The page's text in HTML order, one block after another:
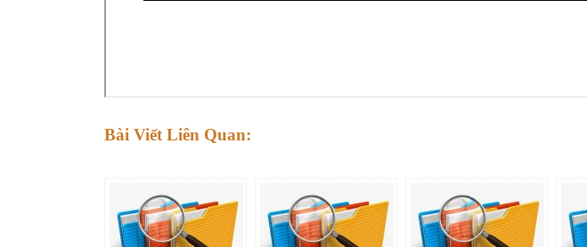
Bài Viết Liên Quan: